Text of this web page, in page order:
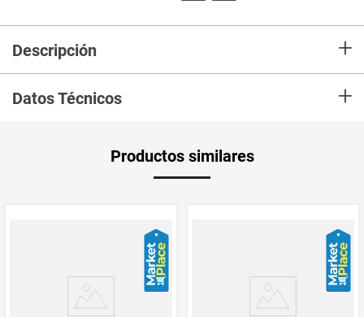
Descripción +
Datos Técnicos +
200
Producto (kg)
200
Productos similares